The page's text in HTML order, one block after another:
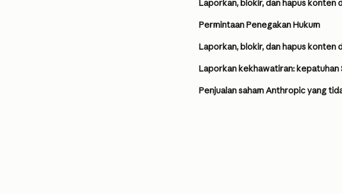
Laporkan, blokir, dan hapus konten
Permintaan Penegakan Hukum
Laporkan, blokir, dan hapus konten
Laporkan kekhawatiran: kepatuhan
Penjualan saham Anthropic yang